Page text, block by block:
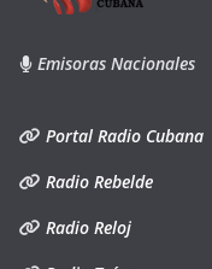
Emisoras Nacionales
Portal Radio Cubana
Radio Rebelde
Radio Reloj